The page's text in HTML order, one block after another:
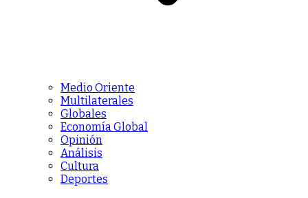
Medio Oriente
Multilaterales
Globales
Economía Global
Opinión
Análisis
Cultura
Deportes